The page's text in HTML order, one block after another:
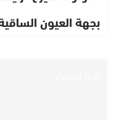
بجهة العيون